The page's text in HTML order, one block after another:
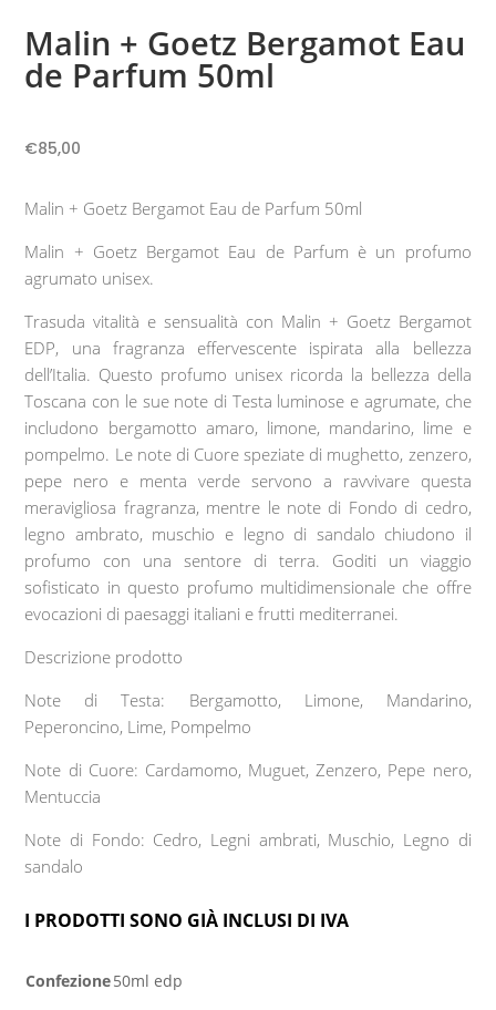
Malin + Goetz Bergamot Eau
de Parfum 50ml
€85,00
Malin + Goetz Bergamot Eau de Parfum 50ml
Malin + Goetz Bergamot Eau de Parfum è un profumo
agrumato unisex.
Trasuda vitalità e sensualità con Malin + Goetz Bergamot
EDP, una fragranza effervescente ispirata alla bellezza
dell’Italia. Questo profumo unisex ricorda la bellezza della
Toscana con le sue note di Testa luminose e agrumate, che
includono bergamotto amaro, limone, mandarino, lime e
pompelmo. Le note di Cuore speziate di mughetto, zenzero,
pepe nero e menta verde servono a ravvivare questa
meravigliosa fragranza, mentre le note di Fondo di cedro,
legno ambrato, muschio e legno di sandalo chiudono il
profumo con una sentore di terra. Goditi un viaggio
sofisticato in questo profumo multidimensionale che offre
evocazioni di paesaggi italiani e frutti mediterranei.
Descrizione prodotto
Note di Testa: Bergamotto, Limone, Mandarino,
Peperoncino, Lime, Pompelmo
Note di Cuore: Cardamomo, Muguet, Zenzero, Pepe nero,
Mentuccia
Note di Fondo: Cedro, Legni ambrati, Muschio, Legno di
sandalo
I PRODOTTI SONO GIÀ INCLUSI DI IVA
Confezione50ml edp